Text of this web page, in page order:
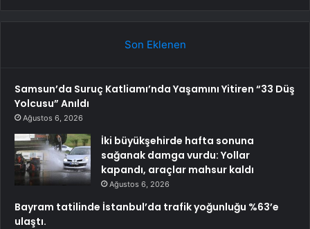
Son Eklenen
Samsun’da Suruç Katliamı’nda Yaşamını Yitiren “33 Düş
Yolcusu” Anıldı
Ağustos 6, 2026
İki büyükşehirde hafta sonuna
sağanak damga vurdu: Yollar
kapandı, araçlar mahsur kaldı
Ağustos 6, 2026
Bayram tatilinde İstanbul’da trafik yoğunluğu %63’e
ulaştı.